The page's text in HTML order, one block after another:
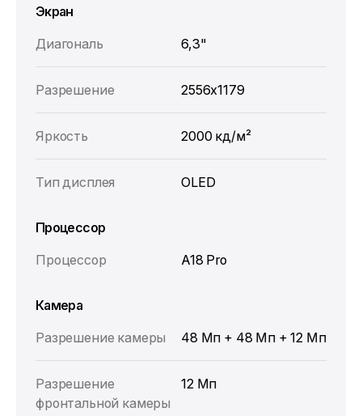
Экран
Диагональ
6,3"
Разрешение 2556x1179
Яркость 2000 кд/м²
Тип дисплея OLED
Процессор
Процессор
A18 Pro
Камера
Разрешение камеры
48 Мп + 48 Мп + 12 Мп
Разрешение
фронтальной камеры
12 Мп